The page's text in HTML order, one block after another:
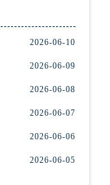
2026-06-10
2026-06-09
2026-06-08
2026-06-07
2026-06-06
2026-06-05